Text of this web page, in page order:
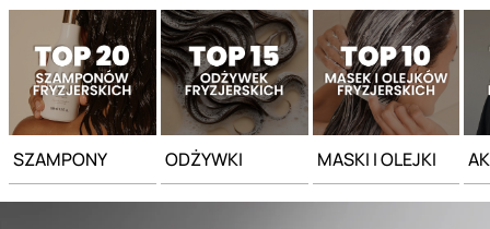
SZAMPONY ODŻYWKI MASKI I OLEJKI